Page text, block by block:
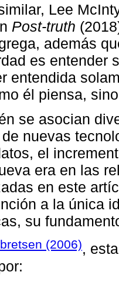
Lee
Post-truth
además
es entender
entendida
él piensa,
se asocian
nuevas
el
era en las
en este
a la única
su
(2006),